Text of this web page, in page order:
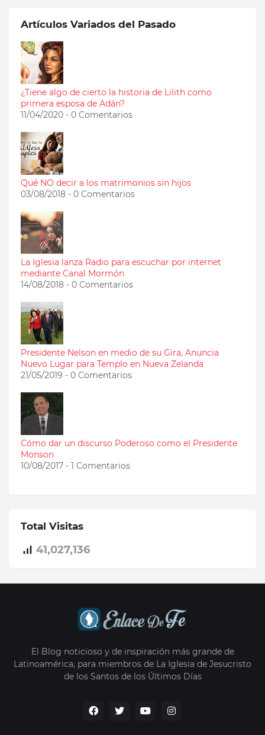
Artículos Variados del Pasado
¿Tiene algo de cierto la historia de Lilith como
primera esposa de Adán?
11/04/2020 - 0 Comentarios
Qué NO decir a los matrimonios sin hijos
03/08/2018 - 0 Comentarios
La Iglesia lanza Radio para escuchar por internet
mediante Canal Mormón
14/08/2018 - 0 Comentarios
Presidente Nelson en medio de su Gira, Anuncia
Nuevo Lugar para Templo en Nueva Zelanda
21/05/2019 - 0 Comentarios
Cómo dar un discurso Poderoso como el Presidente
Monson
10/08/2017 - 1 Comentarios
Total Visitas
41,027,136
El Blog noticioso y de inspiración más grande de
Latinoamérica, para miembros de La Iglesia de Jesucristo
de los Santos de los Últimos Días